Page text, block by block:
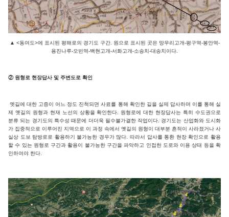
▲ <동여도>에 표시된 평해로의 경기도 구간. 원으로 표시된 곳은 망우리고개-평구역-봉안역-
용진나루-오빈역-백현고개-서화고개-소송치-대송치이다.
② 원형로 현장답사 및 주변도로 확인
옛길에 대한 고증이 어느 정도 진척되면 사료를 통해 확인한 길을 실제 답사하며 이를 통해 실
제 옛길의 원형과 현재 노선의 상황을 확인한다. 원형로에 대한 현장답사는 특히 수도권으로
분류 되는 경기도의 특수성 때문에 더더욱 필수불가결한 작업이다. 경기도는 산업화와 도시화
가 집중적으로 이루어진 지역으로 이 과정 속에서 옛길의 원형이 대부분 흔적이 사라졌거나 사
실상 도보 탐방로로 활용하기 불가능한 경우가 많다. 따라서 답사를 통환 현장 확인으로 활용
할 수 있는 원형로 구간과 활용이 불가능한 구간을 파악하고 인접한 도로와 이용 상태 등을 확
인하여야 한다.